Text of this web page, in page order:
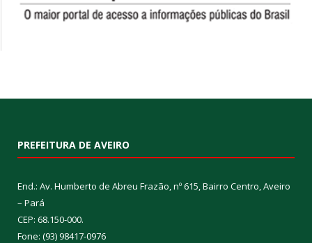
PREFEITURA DE AVEIRO
End.: Av. Humberto de Abreu Frazão, nº 615, Bairro Centro, Aveiro
– Pará
CEP: 68.150-000.
Fone: (93) 98417-0976